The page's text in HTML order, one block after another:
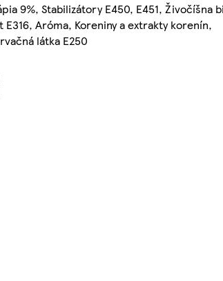
9%, Stabilizátory E450, E451, Živočíšna
Aróma, Koreniny a extrakty korenín,
látka E250